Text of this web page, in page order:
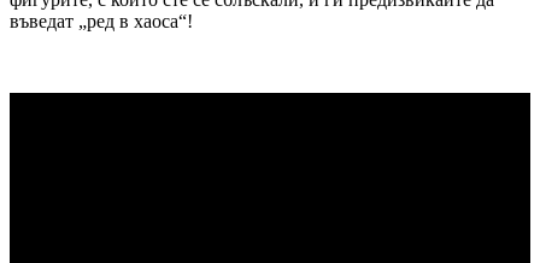
въведат „ред в хаоса“!